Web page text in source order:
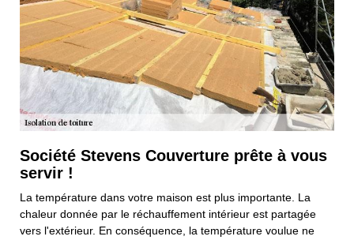
Société Stevens Couverture prête à vous
servir !
La température dans votre maison est plus importante. La
chaleur donnée par le réchauffement intérieur est partagée
vers l'extérieur. En conséquence, la température voulue ne